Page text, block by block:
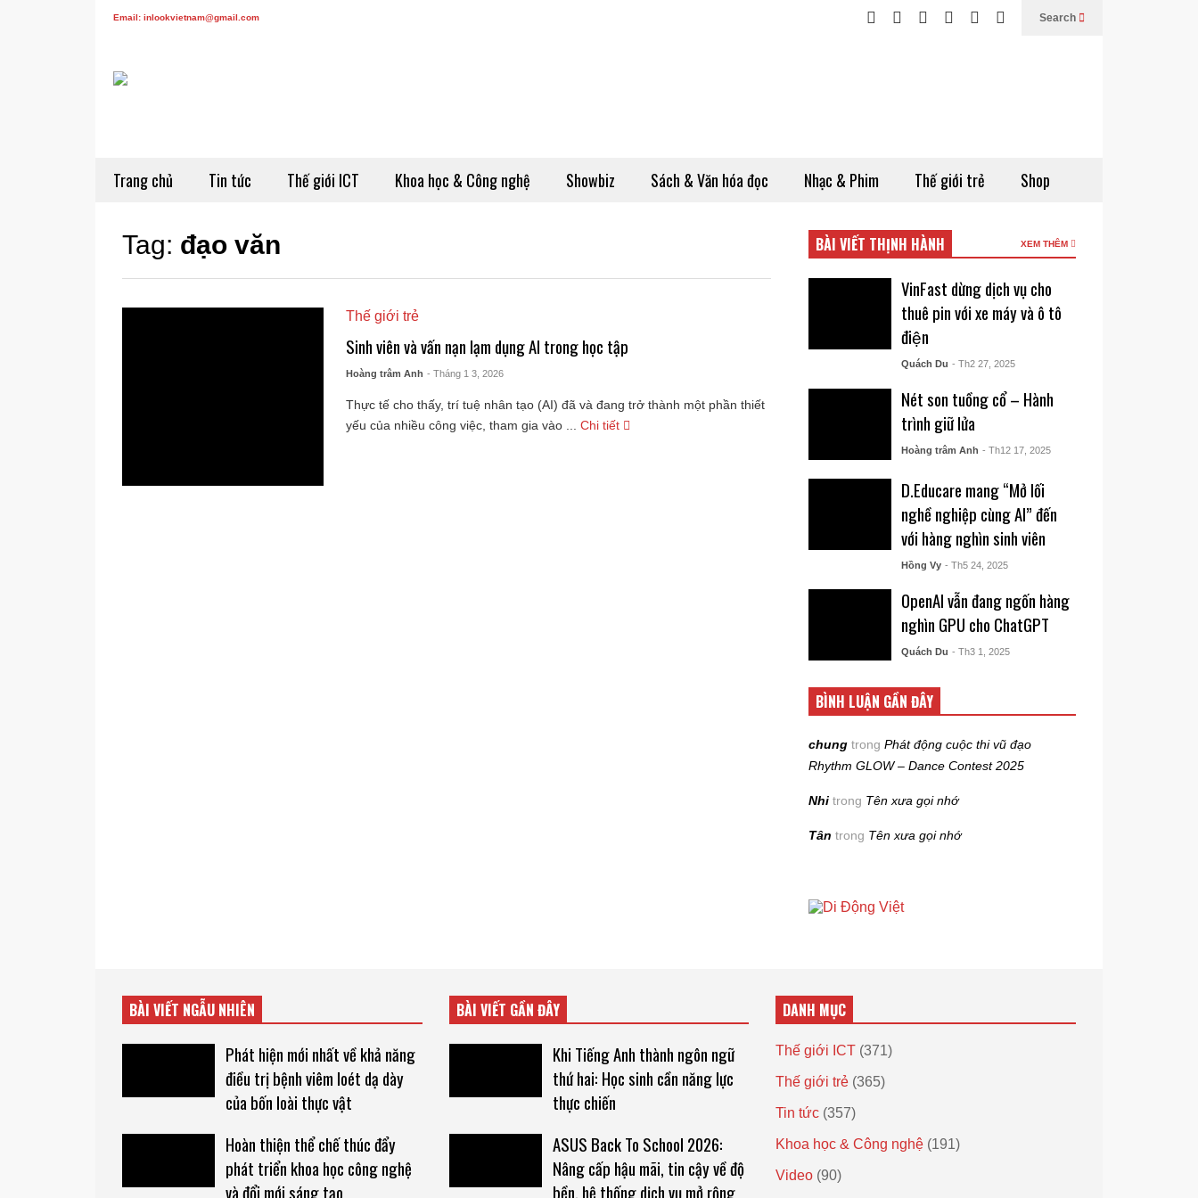
Email: inlookvietnam@gmail.com Search
Trang chủ Tin tức Thế giới ICT Khoa học & Công nghệ Showbiz Sách & Văn hóa đọc Nhạc & Phim Thế giới trẻ Shop
Tag: đạo văn
Thế giới trẻ
Sinh viên và vấn nạn lạm dụng AI trong học tập
Hoàng trâm Anh - Tháng 1 3, 2026
Thực tế cho thấy, trí tuệ nhân tạo (AI) đã và đang trở thành một phần thiết
yếu của nhiều công việc, tham gia vào ...
Chi tiết
BÀI VIẾT THỊNH HÀNH XEM THÊM
VinFast dừng dịch vụ cho
thuê pin với xe máy và ô tô
điện
Quách Du - Th2 27, 2025
Nét son tuồng cổ – Hành
trình giữ lửa
Hoàng trâm Anh - Th12 17, 2025
D.Educare mang “Mở lối
nghề nghiệp cùng AI” đến
với hàng nghìn sinh viên
Hồng Vy - Th5 24, 2025
OpenAI vẫn đang ngốn hàng
nghìn GPU cho ChatGPT
Quách Du - Th3 1, 2025
BÌNH LUẬN GẦN ĐÂY
chung trongPhát động cuộc thi vũ đạo
Rhythm GLOW – Dance Contest 2025
Nhi trong Tên xưa gọi nhớ
Tân trong Tên xưa gọi nhớ
BÀI VIẾT NGẪU NHIÊN
Phát hiện mới nhất về khả năng
điều trị bệnh viêm loét dạ dày
của bốn loài thực vật
Hoàn thiện thể chế thúc đẩy
phát triển khoa học công nghệ
và đổi mới sáng tạo
BÀI VIẾT GẦN ĐÂY
Khi Tiếng Anh thành ngôn ngữ
thứ hai: Học sinh cần năng lực
thực chiến
ASUS Back To School 2026:
Nâng cấp hậu mãi, tin cậy về độ
bền, hệ thống dịch vụ mở rộng
DANH MỤC
Thế giới ICT (371)
Thế giới trẻ (365)
Tin tức (357)
Khoa học & Công nghệ (191)
Video (90)